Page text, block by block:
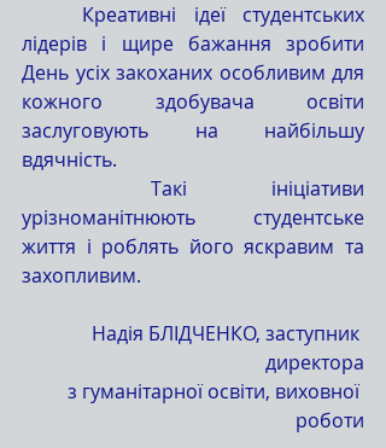
лідерів і щире бажання зробити
День усіх закоханих особливим для
кожного здобувача освіти
заслуговують на найбільшу
вдячність.
урізноманітнюють студентське
життя і роблять його яскравим та
захопливим.
Надія БЛІДЧЕНКО, заступник
директора
з гуманітарної освіти, виховної
роботи